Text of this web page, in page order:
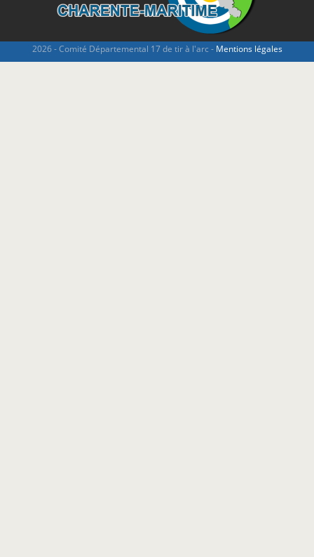
2026 - Comité Départemental 17 de tir à l'arc - Mentions légales